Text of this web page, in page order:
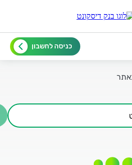
כניסה לחשבון